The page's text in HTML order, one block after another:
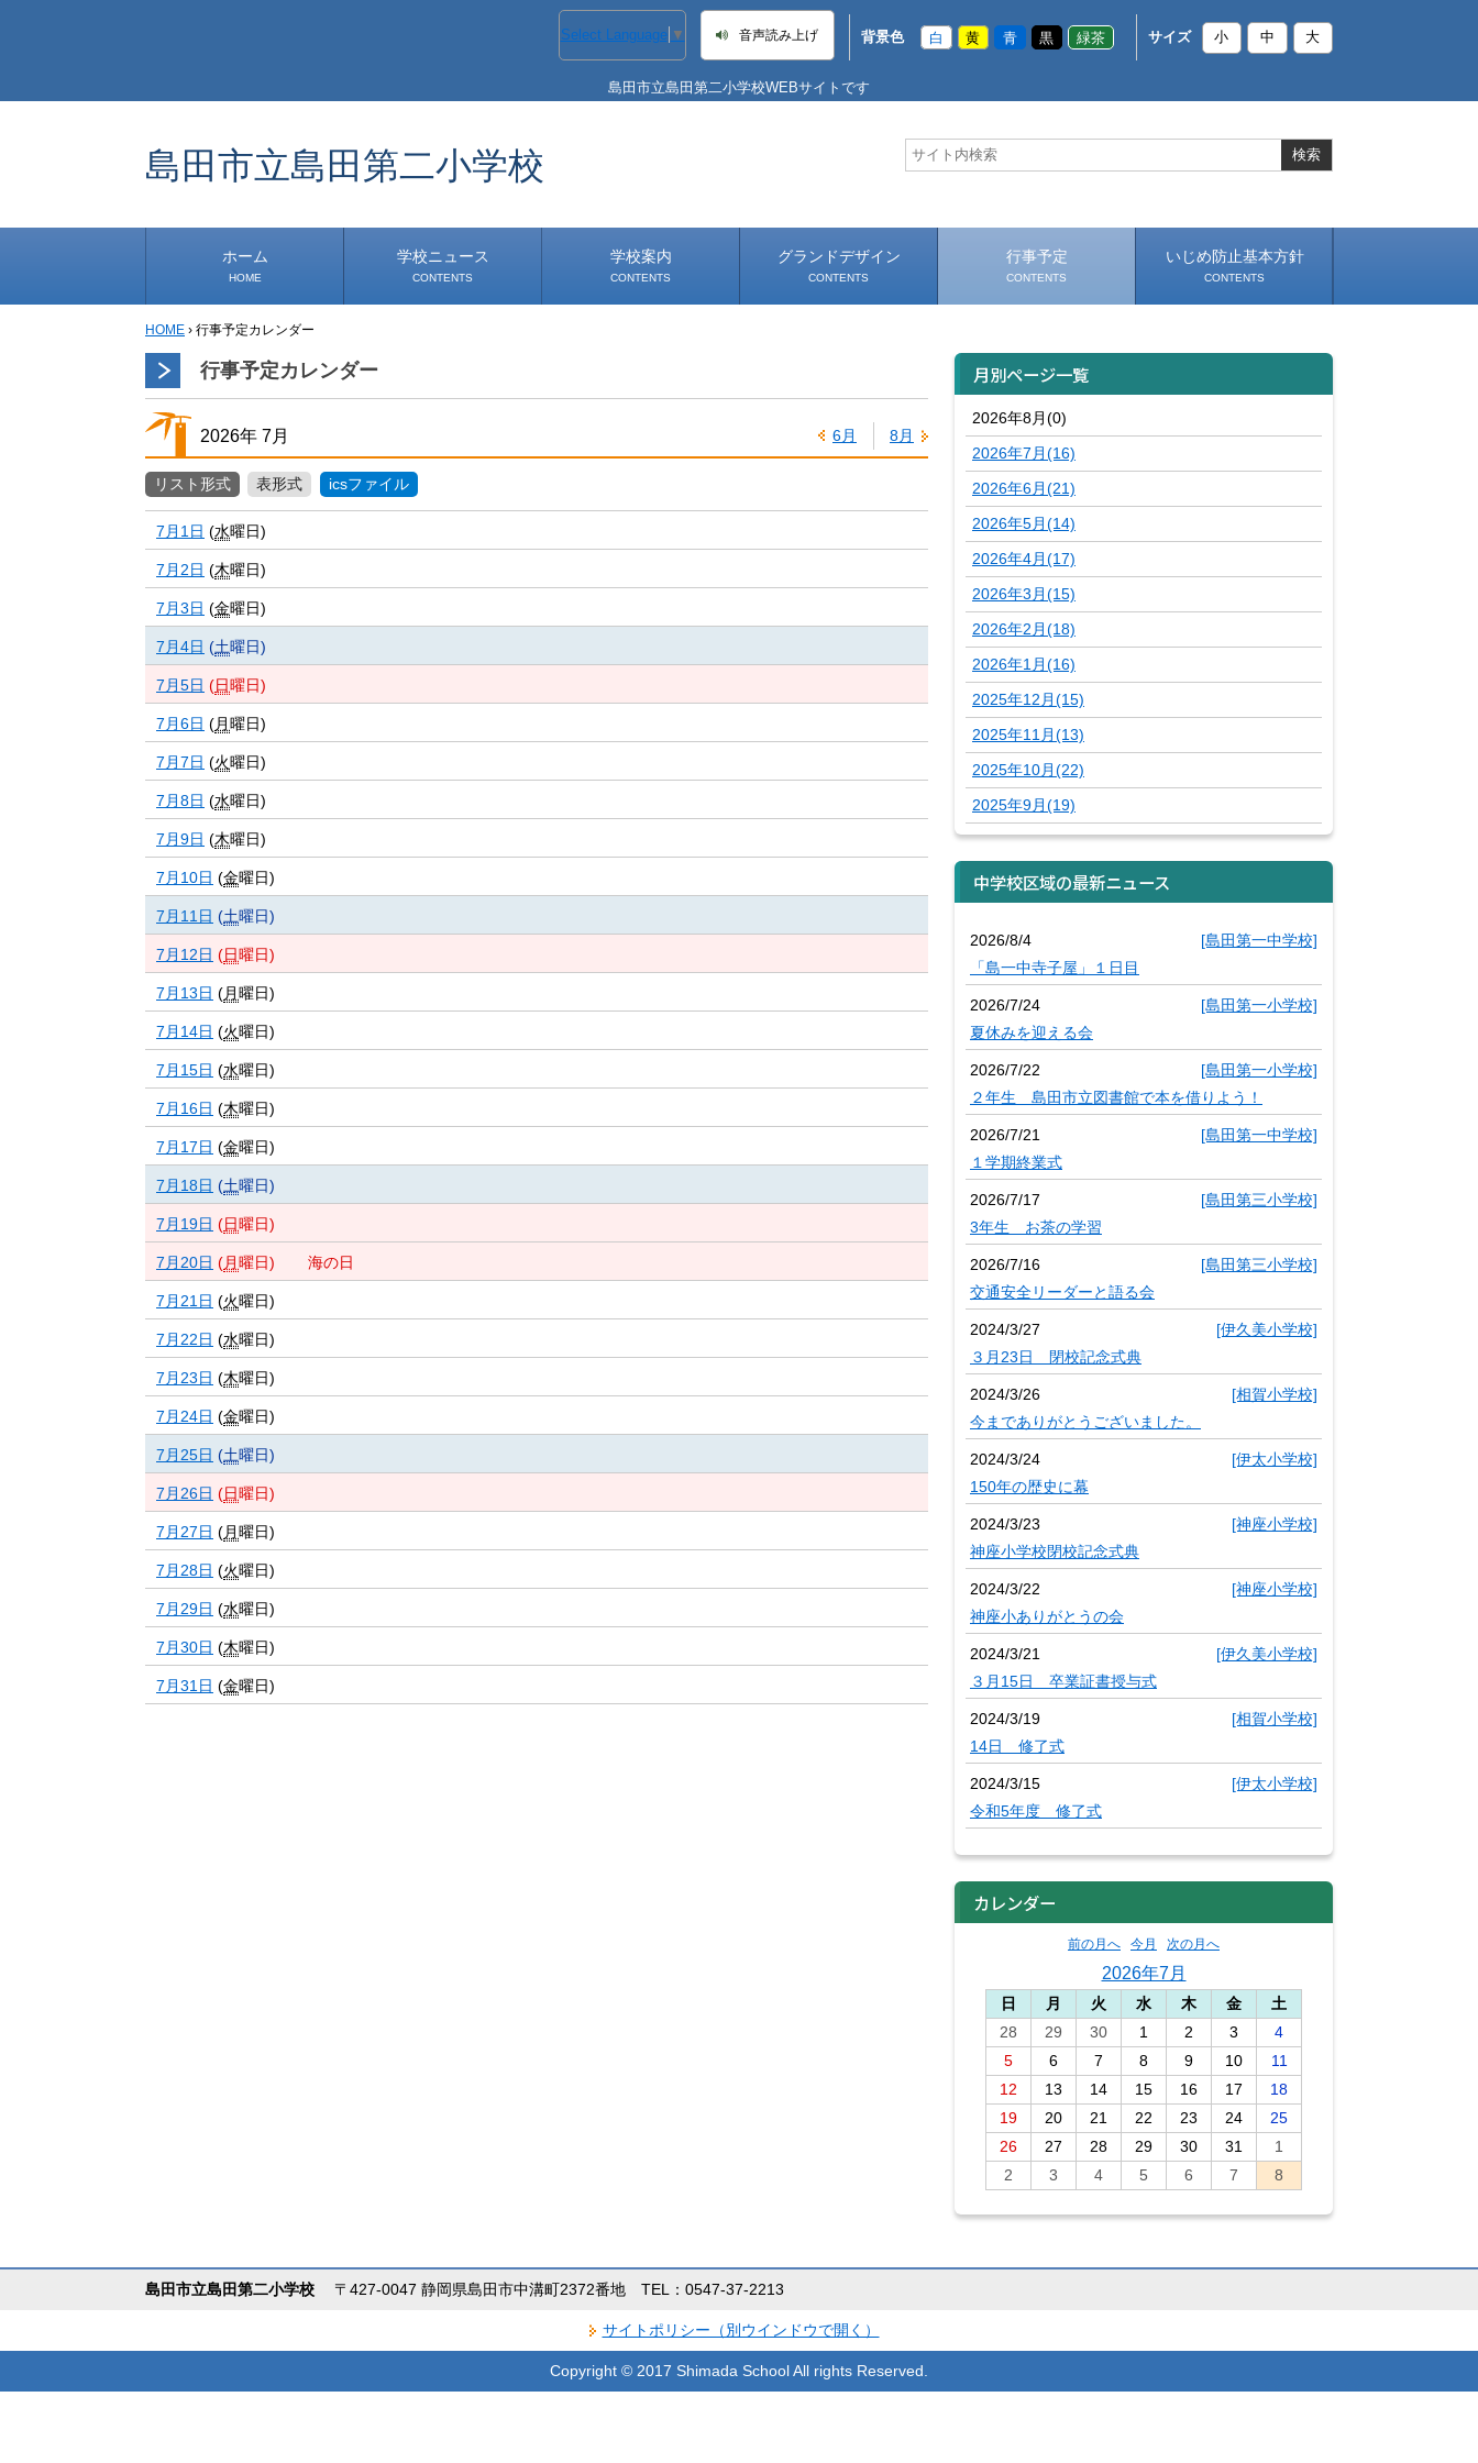
Select Language ▼ 音声読み上げ 背景色 白 黄 青 黒 緑茶 サイズ 小 中 大
島田市立島田第二小学校WEBサイトです
島田市立島田第二小学校
ホーム
HOME
学校ニュース
CONTENTS
学校案内
CONTENTS
グランドデザイン
CONTENTS
行事予定
CONTENTS
いじめ防止基本方針
CONTENTS
HOME › 行事予定カレンダー
行事予定カレンダー
2026年 7月
リスト形式 表形式 icsファイル
6月 8月
7月1日 (水曜日)
7月2日 (木曜日)
7月3日 (金曜日)
7月4日 (土曜日)
7月5日 (日曜日)
7月6日 (月曜日)
7月7日 (火曜日)
7月8日 (水曜日)
7月9日 (木曜日)
7月10日 (金曜日)
7月11日 (土曜日)
7月12日 (日曜日)
7月13日 (月曜日)
7月14日 (火曜日)
7月15日 (水曜日)
7月16日 (木曜日)
7月17日 (金曜日)
7月18日 (土曜日)
7月19日 (日曜日)
7月20日 (月曜日) 海の日
7月21日 (火曜日)
7月22日 (水曜日)
7月23日 (木曜日)
7月24日 (金曜日)
7月25日 (土曜日)
7月26日 (日曜日)
7月27日 (月曜日)
7月28日 (火曜日)
7月29日 (水曜日)
7月30日 (木曜日)
7月31日 (金曜日)
月別ページ一覧
2026年8月(0)
2026年7月(16)
2026年6月(21)
2026年5月(14)
2026年4月(17)
2026年3月(15)
2026年2月(18)
2026年1月(16)
2025年12月(15)
2025年11月(13)
2025年10月(22)
2025年9月(19)
中学校区域の最新ニュース
2026/8/4
[島田第一中学校]
「島一中寺子屋」１日目
2026/7/24
[島田第一小学校]
夏休みを迎える会
2026/7/22
[島田第一小学校]
２年生 島田市立図書館で本を借りよう！
2026/7/21
[島田第一中学校]
１学期終業式
2026/7/17
[島田第三小学校]
3年生 お茶の学習
2026/7/16
[島田第三小学校]
交通安全リーダーと語る会
2024/3/27
[伊久美小学校]
３月23日 閉校記念式典
2024/3/26
[相賀小学校]
今までありがとうございました。
2024/3/24
[伊太小学校]
150年の歴史に幕
2024/3/23
[神座小学校]
神座小学校閉校記念式典
2024/3/22
[神座小学校]
神座小ありがとうの会
2024/3/21
[伊久美小学校]
３月15日 卒業証書授与式
2024/3/19
[相賀小学校]
14日 修了式
2024/3/15
[伊太小学校]
令和5年度 修了式
カレンダー
前の月へ 今月 次の月へ
2026年7月
日 月 火 水 木 金
土
28
29 30 1 2 3
4
5
6 7 8 9 10
11
12
13 14 15 16 17
18
19
20 21 22 23 24
25
26
27 28 29 30 31
1
2
3 4 5 6 7 8
島田市立島田第二小学校 〒427-0047 静岡県島田市中溝町2372番地 TEL：0547-37-2213
サイトポリシー（別ウインドウで開く）
Copyright © 2017 Shimada School All rights Reserved.